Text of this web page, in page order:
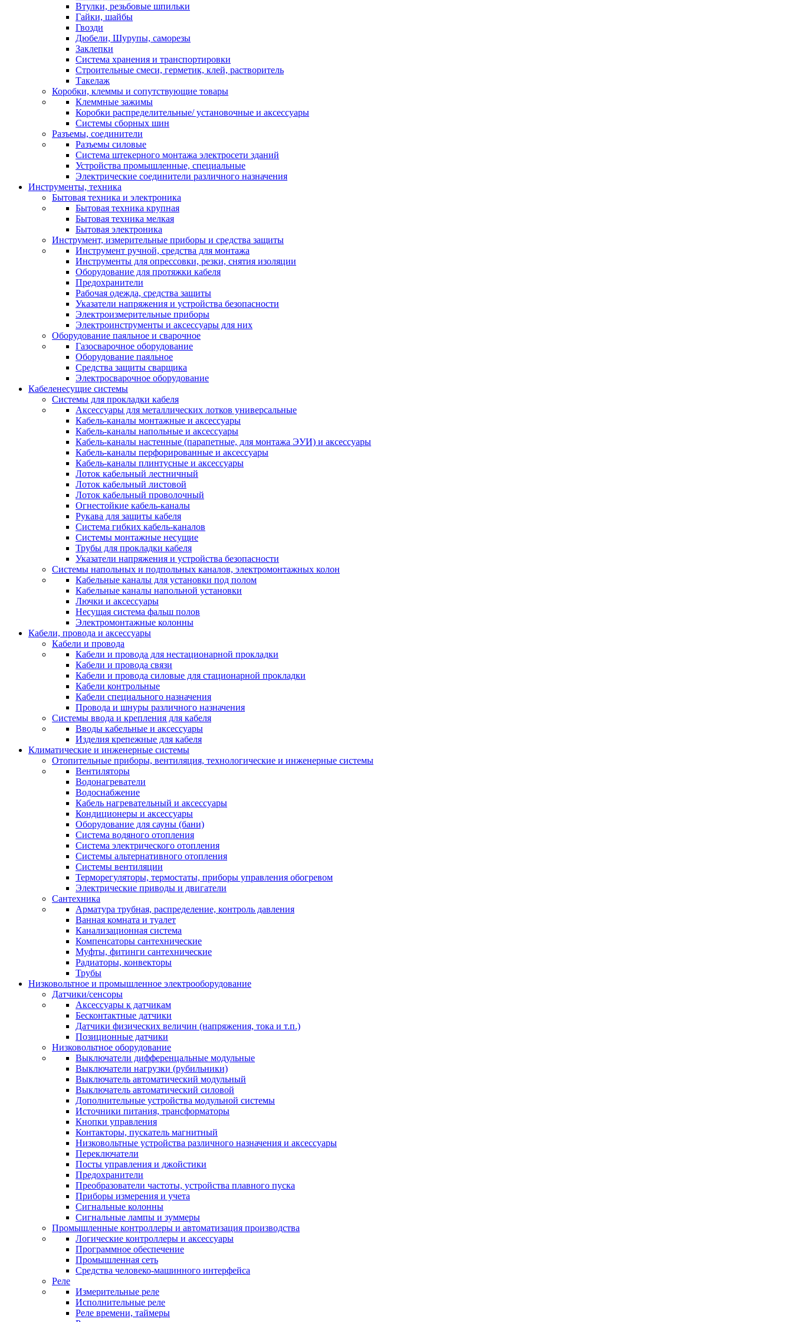
Втулки, резьбовые шпильки
Гайки, шайбы
Гвозди
Дюбели, Шурупы, саморезы
Заклепки
Система хранения и транспортировки
Строительные смеси, герметик, клей, растворитель
Такелаж
Коробки, клеммы и сопутствующие товары
Клеммные зажимы
Коробки распределительные/ установочные и аксессуары
Системы сборных шин
Разъемы, соединители
Разъемы силовые
Система штекерного монтажа электросети зданий
Устройства промышленные, специальные
Электрические соединители различного назначения
Инструменты, техника
Бытовая техника и электроника
Бытовая техника крупная
Бытовая техника мелкая
Бытовая электроника
Инструмент, измерительные приборы и средства защиты
Инструмент ручной, средства для монтажа
Инструменты для опрессовки, резки, снятия изоляции
Оборудование для протяжки кабеля
Предохранители
Рабочая одежда, средства защиты
Указатели напряжения и устройства безопасности
Электроизмерительные приборы
Электроинструменты и аксессуары для них
Оборудование паяльное и сварочное
Газосварочное оборудование
Оборудование паяльное
Средства защиты сварщика
Электросварочное оборудование
Кабеленесущие системы
Системы для прокладки кабеля
Аксессуары для металлических лотков универсальные
Кабель-каналы монтажные и аксессуары
Кабель-каналы напольные и аксессуары
Кабель-каналы настенные (парапетные, для монтажа ЭУИ) и аксессуары
Кабель-каналы перфорированные и аксессуары
Кабель-каналы плинтусные и аксессуары
Лоток кабельный лестничный
Лоток кабельный листовой
Лоток кабельный проволочный
Огнестойкие кабель-каналы
Рукава для защиты кабеля
Система гибких кабель-каналов
Системы монтажные несущие
Трубы для прокладки кабеля
Указатели напряжения и устройства безопасности
Системы напольных и подпольных каналов, электромонтажных колон
Кабельные каналы для установки под полом
Кабельные каналы напольной установки
Лючки и аксессуары
Несущая система фальш полов
Электромонтажные колонны
Кабели, провода и аксессуары
Кабели и провода
Кабели и провода для нестационарной прокладки
Кабели и провода связи
Кабели и провода силовые для стационарной прокладки
Кабели контрольные
Кабели специального назначения
Провода и шнуры различного назначения
Системы ввода и крепления для кабеля
Вводы кабельные и аксессуары
Изделия крепежные для кабеля
Климатические и инженерные системы
Отопительные приборы, вентиляция, технологические и инженерные системы
Вентиляторы
Водонагреватели
Водоснабжение
Кабель нагревательный и аксессуары
Кондиционеры и аксессуары
Оборудование для сауны (бани)
Система водяного отопления
Система электрического отопления
Системы альтернативного отопления
Системы вентиляции
Терморегуляторы, термостаты, приборы управления обогревом
Электрические приводы и двигатели
Сантехника
Арматура трубная, распределение, контроль давления
Ванная комната и туалет
Канализационная система
Компенсаторы сантехнические
Муфты, фитинги сантехнические
Радиаторы, конвекторы
Трубы
Низковольтное и промышленное электрооборудование
Датчики/сенсоры
Аксессуары к датчикам
Бесконтактные датчики
Датчики физических величин (напряжения, тока и т.п.)
Позиционные датчики
Низковольтное оборудование
Выключатели дифференцальные модульные
Выключатели нагрузки (рубильники)
Выключатель автоматический модульный
Выключатель автоматический силовой
Дополнительные устройства модульной системы
Источники питания, трансформаторы
Кнопки управления
Контакторы, пускатель магнитный
Низковольтные устройства различного назначения и аксессуары
Переключатели
Посты управления и джойстики
Предохранители
Преобразователи частоты, устройства плавного пуска
Приборы измерения и учета
Сигнальные колонны
Сигнальные лампы и зуммеры
Промышленные контроллеры и автоматизация производства
Логические контроллеры и аксессуары
Программное обеспечение
Промышленная сеть
Средства человеко-машинного интерфейса
Реле
Измерительные реле
Исполнительные реле
Реле времени, таймеры